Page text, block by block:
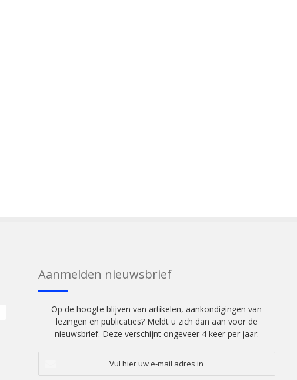
Aanmelden nieuwsbrief
Op de hoogte blijven van artikelen, aankondigingen van
lezingen en publicaties? Meldt u zich dan aan voor de
nieuwsbrief. Deze verschijnt ongeveer 4 keer per jaar.